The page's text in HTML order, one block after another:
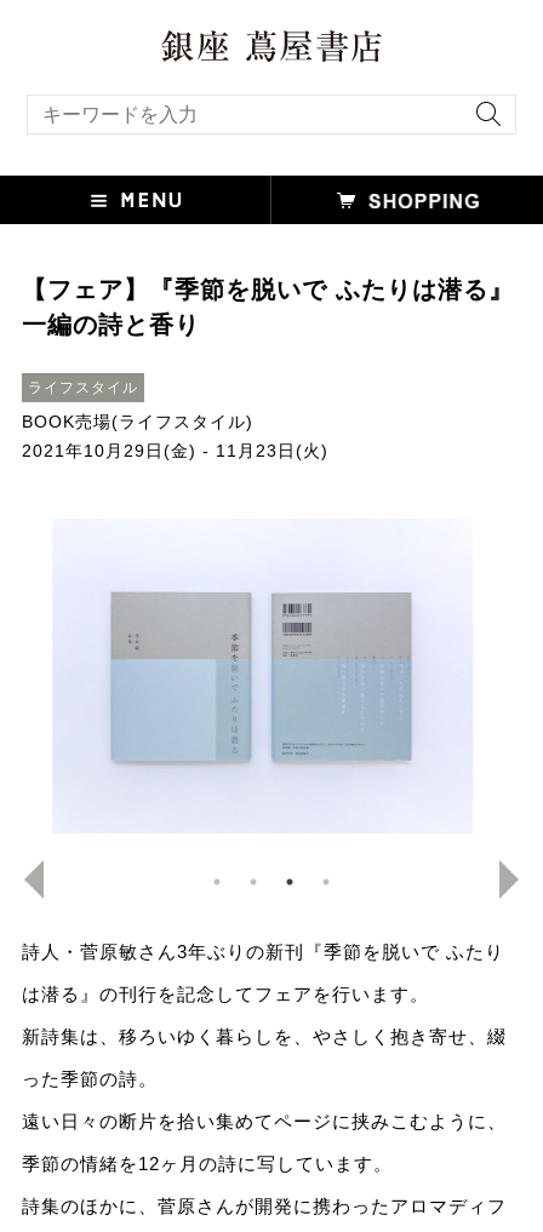
【フェア】『季節を脱いで ふたりは潜る』
一編の詩と香り
ライフスタイル
BOOK売場(ライフスタイル)
2021年10月29日(金) - 11月23日(火)
詩人・菅原敏さん3年ぶりの新刊『季節を脱いで ふたり
は潜る』の刊行を記念してフェアを行います。
新詩集は、移ろいゆく暮らしを、やさしく抱き寄せ、綴
った季節の詩。
遠い日々の断片を拾い集めてページに挟みこむように、
季節の情緒を12ヶ月の詩に写しています。
詩集のほかに、菅原さんが開発に携わったアロマディフ